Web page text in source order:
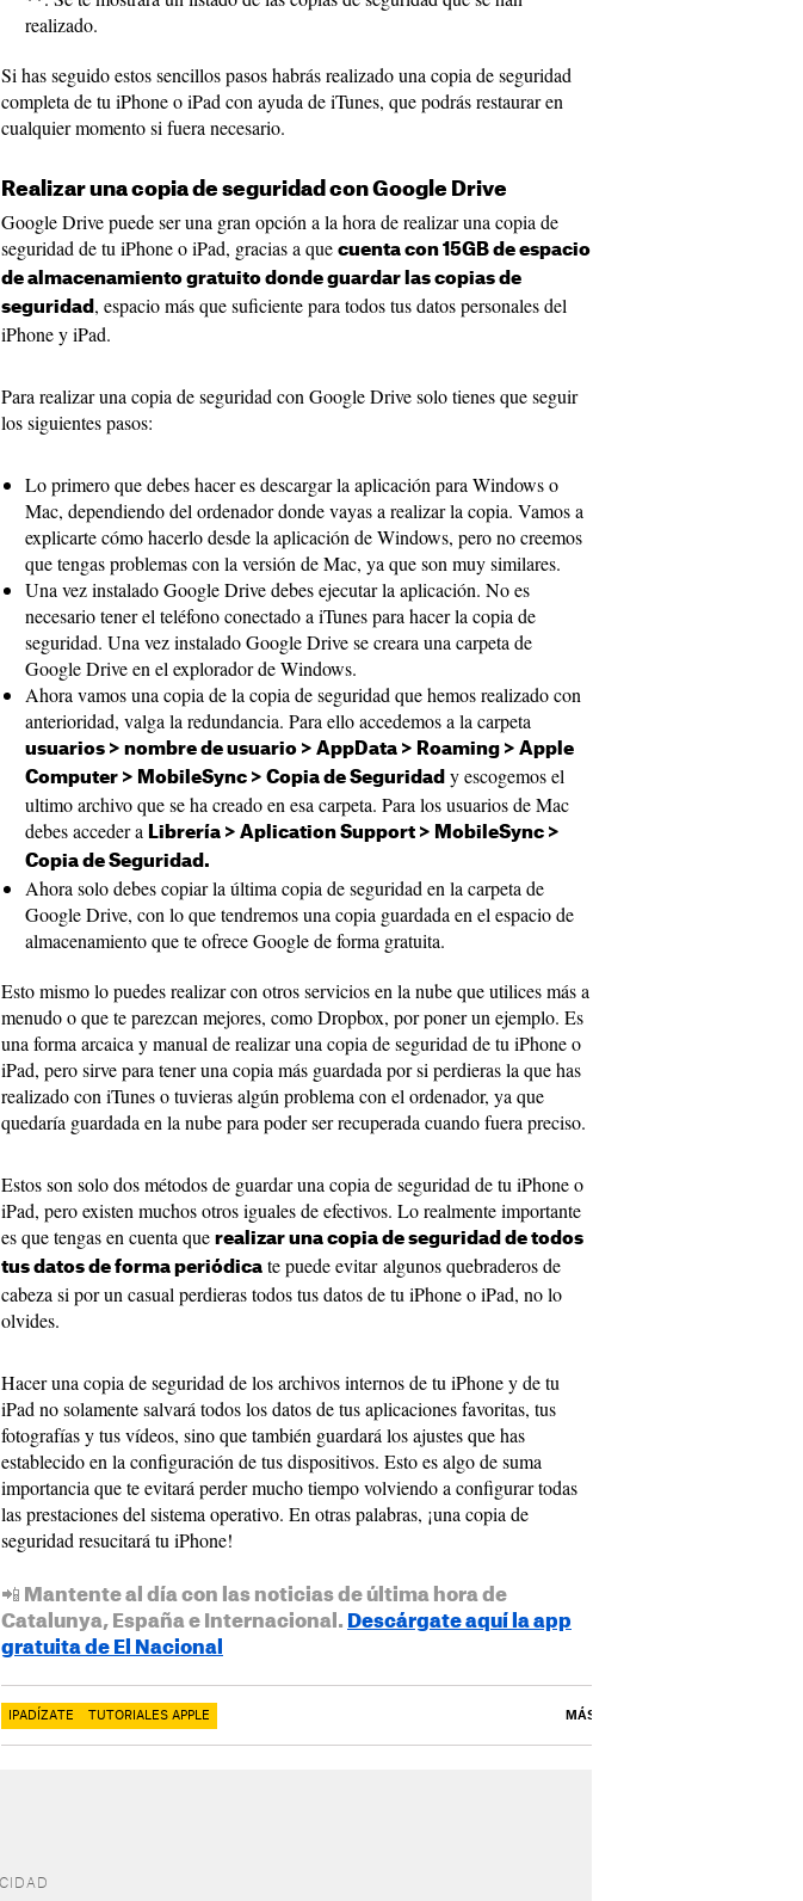
realizado.
Si has seguido estos sencillos pasos habrás realizado una copia de seguridad
completa de tu iPhone o iPad con ayuda de iTunes, que podrás restaurar en
cualquier momento si fuera necesario.
Realizar una copia de seguridad con Google Drive
Google Drive puede ser una gran opción a la hora de realizar una copia de
seguridad de tu iPhone o iPad, gracias a que cuenta con 15GB de espacio
de almacenamiento gratuito donde guardar las copias de
seguridad , espacio más que suficiente para todos tus datos personales del
iPhone y iPad.
Para realizar una copia de seguridad con Google Drive solo tienes que seguir
los siguientes pasos:
Lo primero que debes hacer es descargar la aplicación para Windows o
Mac, dependiendo del ordenador donde vayas a realizar la copia. Vamos a
explicarte cómo hacerlo desde la aplicación de Windows, pero no creemos
que tengas problemas con la versión de Mac, ya que son muy similares.
Una vez instalado Google Drive debes ejecutar la aplicación. No es
necesario tener el teléfono conectado a iTunes para hacer la copia de
seguridad. Una vez instalado Google Drive se creara una carpeta de
Google Drive en el explorador de Windows.
Ahora vamos una copia de la copia de seguridad que hemos realizado con
anterioridad, valga la redundancia. Para ello accedemos a la carpeta
usuarios > nombre de usuario > AppData > Roaming > Apple
Computer > MobileSync > Copia de Seguridad y escogemos el
ultimo archivo que se ha creado en esa carpeta. Para los usuarios de Mac
debes acceder a Librería > Aplication Support > MobileSync >
Copia de Seguridad.
Ahora solo debes copiar la última copia de seguridad en la carpeta de
Google Drive, con lo que tendremos una copia guardada en el espacio de
almacenamiento que te ofrece Google de forma gratuita.
Esto mismo lo puedes realizar con otros servicios en la nube que utilices más a
menudo o que te parezcan mejores, como Dropbox, por poner un ejemplo. Es
una forma arcaica y manual de realizar una copia de seguridad de tu iPhone o
iPad, pero sirve para tener una copia más guardada por si perdieras la que has
realizado con iTunes o tuvieras algún problema con el ordenador, ya que
quedaría guardada en la nube para poder ser recuperada cuando fuera preciso.
Estos son solo dos métodos de guardar una copia de seguridad de tu iPhone o
iPad, pero existen muchos otros iguales de efectivos. Lo realmente importante
es que tengas en cuenta que realizar una copia de seguridad de todos
tus datos de forma periódica te puede evitar algunos quebraderos de
cabeza si por un casual perdieras todos tus datos de tu iPhone o iPad, no lo
olvides.
Hacer una copia de seguridad de los archivos internos de tu iPhone y de tu
iPad no solamente salvará todos los datos de tus aplicaciones favoritas, tus
fotografías y tus vídeos, sino que también guardará los ajustes que has
establecido en la configuración de tus dispositivos. Esto es algo de suma
importancia que te evitará perder mucho tiempo volviendo a configurar todas
las prestaciones del sistema operativo. En otras palabras, ¡una copia de
seguridad resucitará tu iPhone!
📲 Mantente al día con las noticias de última hora de
Catalunya, España e Internacional. Descárgate aquí la app
gratuita de El Nacional
IPADÍZATE TUTORIALES APPLE MÁS